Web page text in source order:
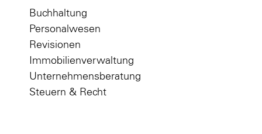
Buchhaltung
Personalwesen
Revisionen
Immobilienverwaltung
Unternehmensberatung
Steuern & Recht